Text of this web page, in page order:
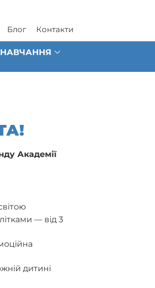
Блог Контакти
Академії
— від 3
дитині